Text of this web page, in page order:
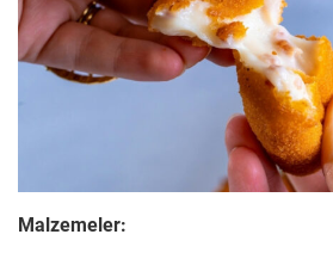
Malzemeler: